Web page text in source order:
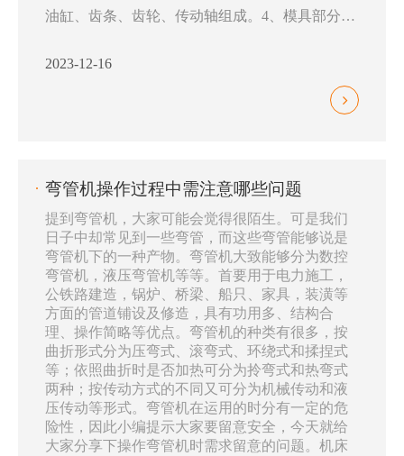
油缸、齿条、齿轮、传动轴组成。4、模具部分：
选用轴承钢或轧辊钢制成，热处理HRC48~52。
5、夹紧部分：液压夹紧部分由滑板、摇臂、和液
压油缸组成，油缸的伸缩带动摇臂运动。6、电器
视点或许伺服驱动一部分不精确，损害数控弯管
机的电器部分。在数控弯管机正常曲折加工时，
应该重视润滑油的运用，使设备不要长
2023-12-16
弯管机操作过程中需注意哪些问题
提到弯管机，大家可能会觉得很陌生。可是我们
日子中却常见到一些弯管，而这些弯管能够说是
弯管机下的一种产物。弯管机大致能够分为数控
弯管机，液压弯管机等等。首要用于电力施工，
公铁路建造，锅炉、桥梁、船只、家具，装潢等
方面的管道铺设及修造，具有功用多、结构合
理、操作简略等优点。弯管机的种类有很多，按
曲折形式分为压弯式、滚弯式、环绕式和揉捏式
等；依照曲折时是否加热可分为拎弯式和热弯式
两种；按传动方式的不同又可分为机械传动和液
压传动等形式。弯管机在运用的时分有一定的危
险性，因此小编提示大家要留意安全，今天就给
大家分享下操作弯管机时需求留意的问题。机床